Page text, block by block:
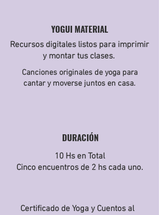
YOGUI MATERIAL
Recursos digitales listos para imprimir
y montar tus clases.
Canciones originales de yoga para
cantar y moverse juntos en casa.
DURACIÓN
10 Hs en Total
Cinco encuentros de 2 hs cada uno.
Certificado de Yoga y Cuentos al